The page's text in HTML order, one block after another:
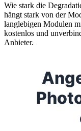
Wie stark die
hängt stark von der
langlebigen Modulen
kostenlos und
Anbieter.